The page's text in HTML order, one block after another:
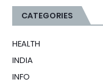
CATEGORIES
HEALTH
INDIA
INFO